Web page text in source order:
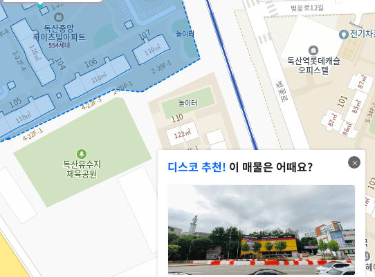
디스코 추천! 이 매물은 어때요?